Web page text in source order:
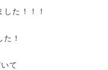
た！！！
！
て